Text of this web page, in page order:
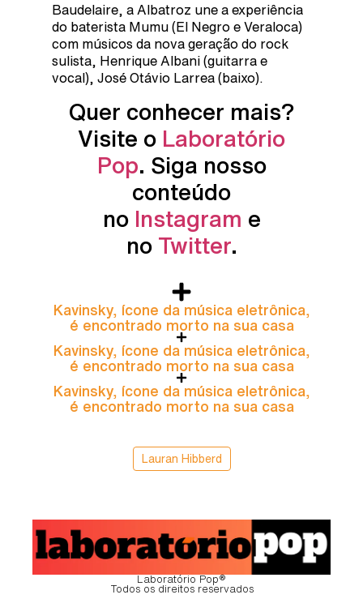
Baudelaire, a Albatroz une a experiência
do baterista Mumu (El Negro e Veraloca)
com músicos da nova geração do rock
sulista, Henrique Albani (guitarra e
vocal), José Otávio Larrea (baixo).
Quer conhecer mais?
Visite o Laboratório
Pop. Siga nosso
conteúdo
no Instagram e
no Twitter.
Kavinsky, ícone da música eletrônica,
é encontrado morto na sua casa
Kavinsky, ícone da música eletrônica,
é encontrado morto na sua casa
Kavinsky, ícone da música eletrônica,
é encontrado morto na sua casa
Lauran Hibberd
Laboratório Pop®
Todos os direitos reservados